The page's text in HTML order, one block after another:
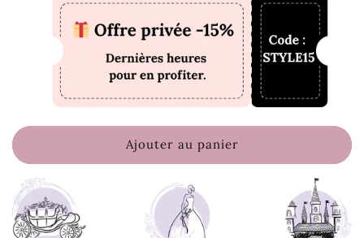
Ajouter au panier